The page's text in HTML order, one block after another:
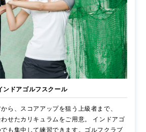
ンドアゴルフスクール
ら、スコアアップを狙う上級者まで、
せたカリキュラムをご用意。 インドアゴ
も集中して練習できます。ゴルフクラブ